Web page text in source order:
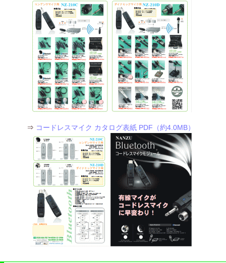
⇒ コードレスマイク カタログ表紙 PDF（約4.0MB）